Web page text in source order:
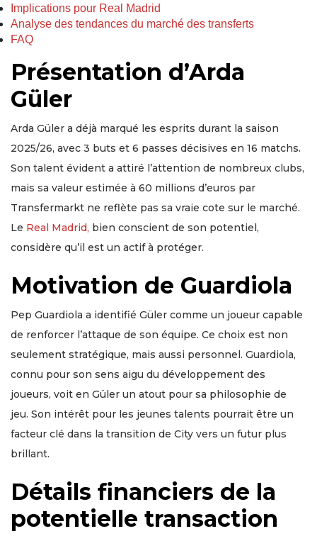
Implications pour Real Madrid
Analyse des tendances du marché des transferts
FAQ
Présentation d’Arda
Güler
Arda Güler a déjà marqué les esprits durant la saison
2025/26, avec 3 buts et 6 passes décisives en 16 matchs.
Son talent évident a attiré l’attention de nombreux clubs,
mais sa valeur estimée à 60 millions d’euros par
Transfermarkt ne reflète pas sa vraie cote sur le marché.
Le Real Madrid, bien conscient de son potentiel,
considère qu’il est un actif à protéger.
Motivation de Guardiola
Pep Guardiola a identifié Güler comme un joueur capable
de renforcer l’attaque de son équipe. Ce choix est non
seulement stratégique, mais aussi personnel. Guardiola,
connu pour son sens aigu du développement des
joueurs, voit en Güler un atout pour sa philosophie de
jeu. Son intérêt pour les jeunes talents pourrait être un
facteur clé dans la transition de City vers un futur plus
brillant.
Détails financiers de la
potentielle transaction